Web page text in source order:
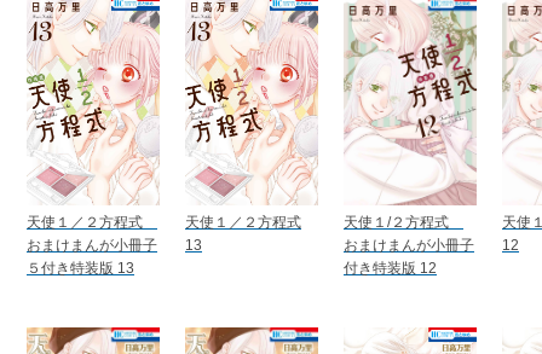
天使１／２方程式
おまけまんが小冊子
５付き特装版 13
天使１／２方程式
13
天使１/２方程式
おまけまんが小冊子
付き特装版 12
天使
12